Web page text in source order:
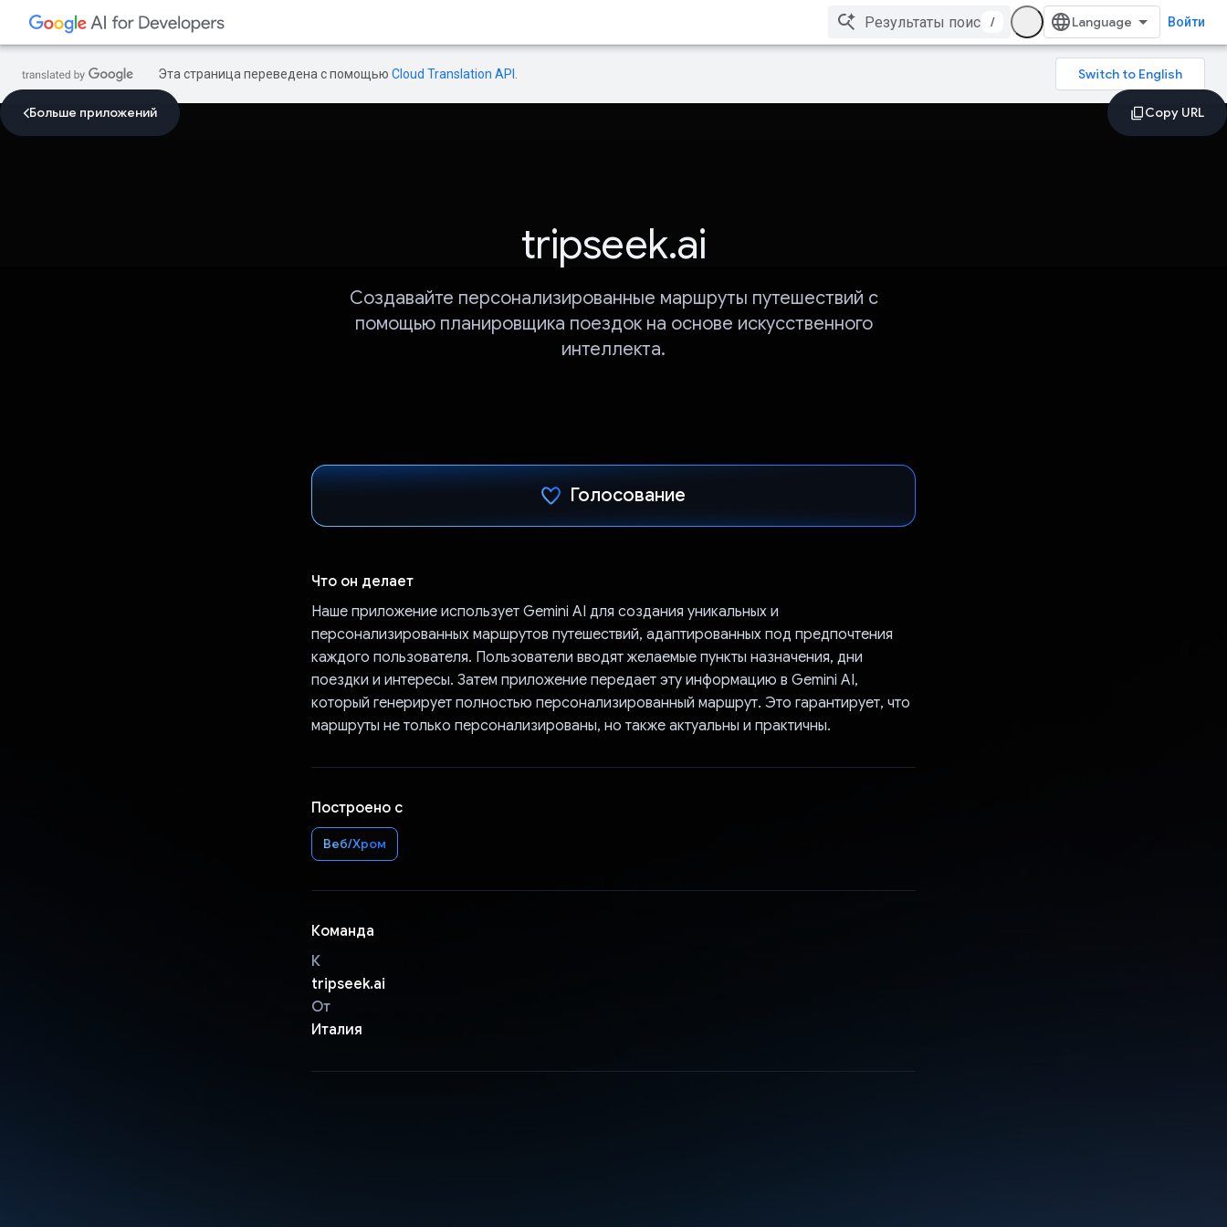
/ Войти
Эта страница переведена с помощью Cloud Translation API
Больше приложений
tripseek.ai
Создавайте персонализированные маршруты путешествий с
помощью планировщика поездок на основе искусственного
интеллекта.
Голосование
Что он делает
Наше приложение использует Gemini AI для создания уникальных и
персонализированных маршрутов путешествий, адаптированных под предпочтения
каждого пользователя. Пользователи вводят желаемые пункты назначения, дни
поездки и интересы. Затем приложение передает эту информацию в Gemini AI,
который генерирует полностью персонализированный маршрут. Это гарантирует, что
маршруты не только персонализированы, но также актуальны и практичны.
Построено с
Веб/Хром
Команда
К
tripseek.ai
От
Италия